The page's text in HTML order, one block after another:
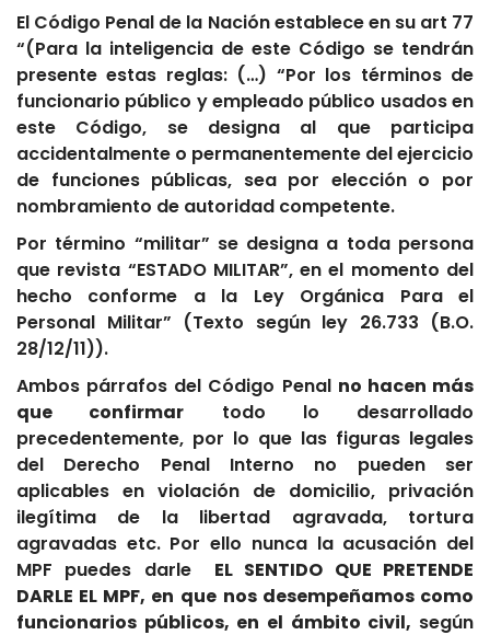
El Código Penal de la Nación establece en su art 77
“(Para la inteligencia de este Código se tendrán
presente estas reglas: (…) “Por los términos de
funcionario público y empleado público usados en
este Código, se designa al que participa
accidentalmente o permanentemente del ejercicio
de funciones públicas, sea por elección o por
nombramiento de autoridad competente.
Por término “militar” se designa a toda persona
que revista “ESTADO MILITAR”, en el momento del
hecho conforme a la Ley Orgánica Para el
Personal Militar” (Texto según ley 26.733 (B.O.
28/12/11)).
Ambos párrafos del Código Penal no hacen más
que confirmar todo lo desarrollado
precedentemente, por lo que las figuras legales
del Derecho Penal Interno no pueden ser
aplicables en violación de domicilio, privación
ilegítima de la libertad agravada, tortura
agravadas etc. Por ello nunca la acusación del
MPF puedes darle
EL SENTIDO QUE PRETENDE
DARLE EL MPF, en que nos desempeñamos como
funcionarios públicos, en el ámbito civil, según